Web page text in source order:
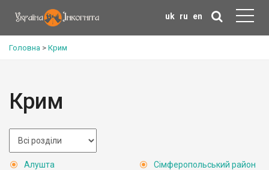
uk ru en
Головна > Крим
Крим
Алушта
Сімферопольський район